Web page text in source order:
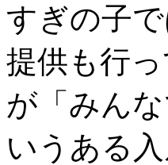
すぎの子
提供も行
が「みん
いうある